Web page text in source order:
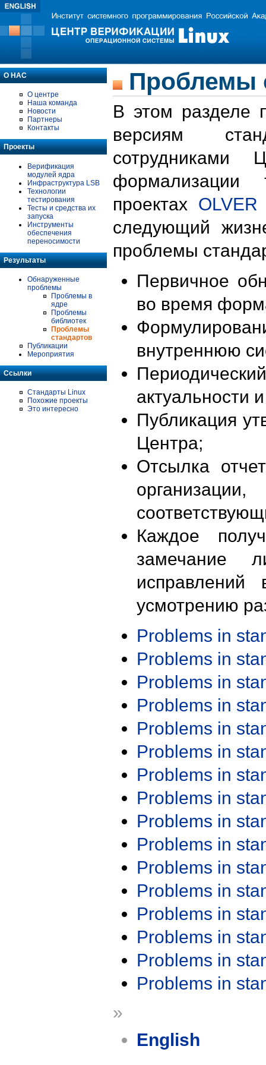
О НАС
О центре
Наша команда
Новости
Партнеры
Контакты
Проекты
Верификация
модулей ядра
Инфраструктура LSB
Технологии
тестирования
Тесты и средства их
запуска
Инструменты
обеспечения
переносимости
Результаты
Обнаруженные
проблемы
Проблемы в
ядре
Проблемы
библиотек
Проблемы
стандартов
Публикации
Мероприятия
Ссылки
Стандарты Linux
Похожие проекты
Это интересно
Проблемы
В этом разделе
версиям
формализации
проектах OLVER
следующий
проблемы
Первичное
во время
внутреннюю
актуальности
Публикация
Центра;
Отсылка
Каждое
замечание
исправлений
усмотрению
Problems in
Problems in
Problems in
Problems in
Problems in
Problems in
Problems in
Problems in
Problems in
Problems in
Problems in
Problems in
Problems in
Problems in
Problems in
Problems in
»
English